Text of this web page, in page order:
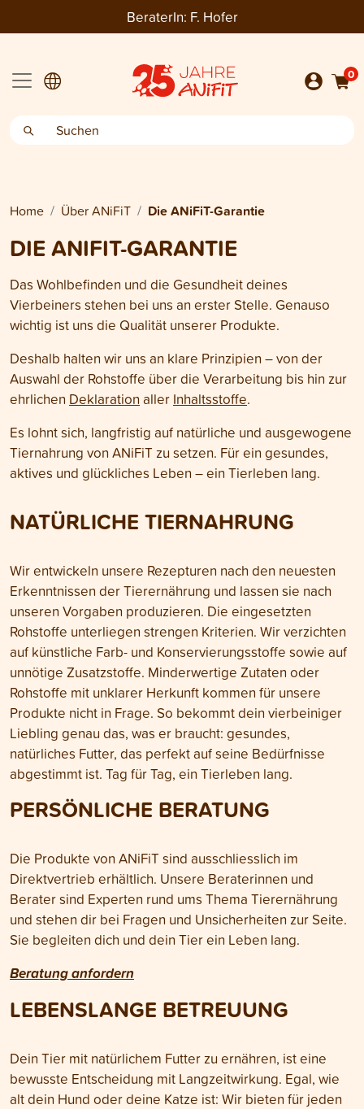
BeraterIn: F. Hofer
0
Home Über ANiFiT Die ANiFiT-Garantie
DIE ANIFIT-GARANTIE
Das Wohlbefinden und die Gesundheit deines
Vierbeiners stehen bei uns an erster Stelle. Genauso
wichtig ist uns die Qualität unserer Produkte.
Deshalb halten wir uns an klare Prinzipien – von der
Auswahl der Rohstoffe über die Verarbeitung bis hin zur
ehrlichen Deklaration aller Inhaltsstoffe.
Es lohnt sich, langfristig auf natürliche und ausgewogene
Tiernahrung von ANiFiT zu setzen. Für ein gesundes,
aktives und glückliches Leben – ein Tierleben lang.
NATÜRLICHE TIERNAHRUNG
Wir entwickeln unsere Rezepturen nach den neuesten
Erkenntnissen der Tierernährung und lassen sie nach
unseren Vorgaben produzieren. Die eingesetzten
Rohstoffe unterliegen strengen Kriterien. Wir verzichten
auf künstliche Farb- und Konservierungsstoffe sowie auf
unnötige Zusatzstoffe. Minderwertige Zutaten oder
Rohstoffe mit unklarer Herkunft kommen für unsere
Produkte nicht in Frage. So bekommt dein vierbeiniger
Liebling genau das, was er braucht: gesundes,
natürliches Futter, das perfekt auf seine Bedürfnisse
abgestimmt ist. Tag für Tag, ein Tierleben lang.
PERSÖNLICHE BERATUNG
Die Produkte von ANiFiT sind ausschliesslich im
Direktvertrieb erhältlich. Unsere Beraterinnen und
Berater sind Experten rund ums Thema Tierernährung
und stehen dir bei Fragen und Unsicherheiten zur Seite.
Sie begleiten dich und dein Tier ein Leben lang.
Beratung anfordern
LEBENSLANGE BETREUUNG
Dein Tier mit natürlichem Futter zu ernähren, ist eine
bewusste Entscheidung mit Langzeitwirkung. Egal, wie
alt dein Hund oder deine Katze ist: Wir bieten für jeden